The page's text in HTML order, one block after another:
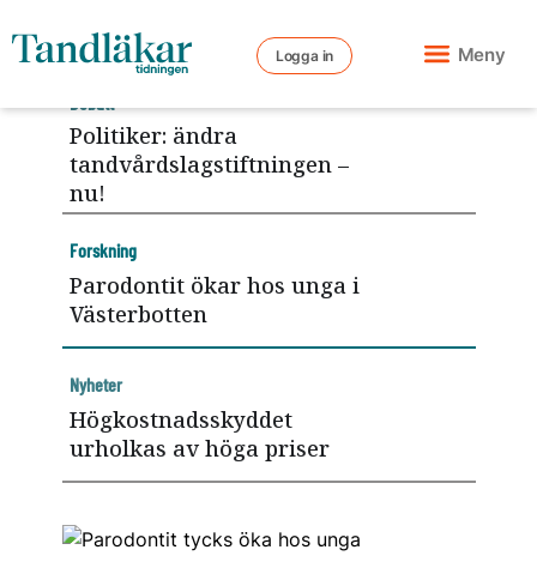
Logga in Meny
Politiker: ändra
tandvårdslagstiftningen –
nu!
Debatt
Parodontit ökar hos unga i
Västerbotten
Forskning
Högkostnadsskyddet
urholkas av höga priser
Nyheter